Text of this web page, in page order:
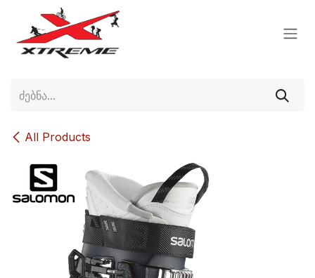
Skip to Content
All Products